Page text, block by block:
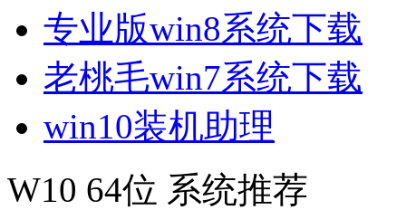
专业版win8系统下载
老桃毛win7系统下载
win10装机助理
W10 64位 系统推荐